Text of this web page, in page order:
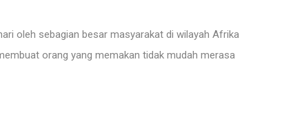
oleh sebagian besar masyarakat di wilayah Afrika
orang yang memakan tidak mudah merasa